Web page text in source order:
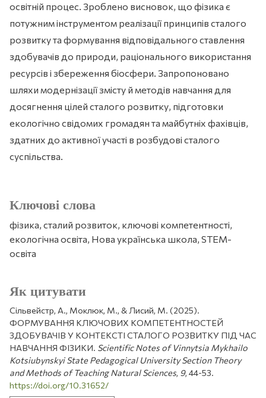
Ключові слова
фізика, сталий розвиток, ключові компетентності,
екологічна освіта, Нова українська школа, STEM-
освіта
Як цитувати
Сільвейстр, А., Моклюк, М., & Лисий, М. (2025).
ФОРМУВАННЯ КЛЮЧОВИХ КОМПЕТЕНТНОСТЕЙ
ЗДОБУВАЧІВ У КОНТЕКСТІ СТАЛОГО РОЗВИТКУ ПІД ЧАС
НАВЧАННЯ ФІЗИКИ. Scientific Notes of Vinnytsia Mykhailo
Kotsiubynskyi State Pedagogical University Section Theory
and Methods of Teaching Natural Sciences, 9, 44-53.
https://doi.org/10.31652/
освітній процес. Зроблено висновок, що фізика є
потужним інструментом реалізації принципів сталого
розвитку та формування відповідального ставлення
здобувачів до природи, раціонального використання
ресурсів і збереження біосфери. Запропоновано
шляхи модернізації змісту й методів навчання для
досягнення цілей сталого розвитку, підготовки
екологічно свідомих громадян та майбутніх фахівців,
здатних до активної участі в розбудові сталого
суспільства.